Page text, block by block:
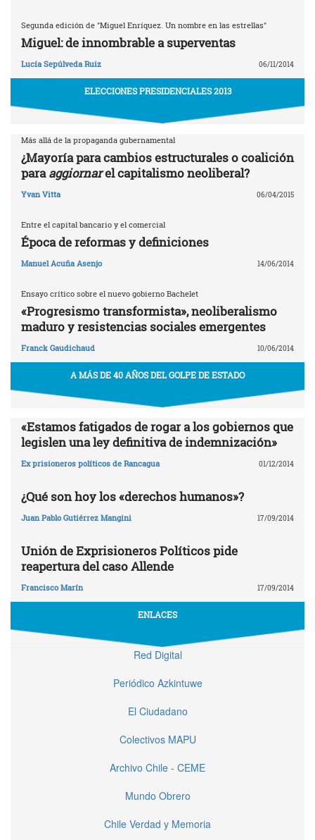
Segunda edición de "Miguel Enríquez. Un nombre en las estrellas"
Miguel: de innombrable a superventas
Lucía Sepúlveda Ruiz 06/11/2014
ELECCIONES PRESIDENCIALES 2013
Más allá de la propaganda gubernamental
¿Mayoría para cambios estructurales o coalición
paraaggiornarel capitalismo neoliberal?
Yvan Vitta 06/04/2015
Entre el capital bancario y el comercial
Época de reformas y definiciones
Manuel Acuña Asenjo 14/06/2014
Ensayo crítico sobre el nuevo gobierno Bachelet
«Progresismo transformista», neoliberalismo
maduro y resistencias sociales emergentes
Franck Gaudichaud 10/06/2014
A MÁS DE 40 AÑOS DEL GOLPE DE ESTADO
«Estamos fatigados de rogar a los gobiernos que
legislen una ley definitiva de indemnización»
Ex prisioneros políticos de Rancagua 01/12/2014
¿Qué son hoy los «derechos humanos»?
Juan Pablo Gutiérrez Mangini 17/09/2014
Unión de Exprisioneros Políticos pide
reapertura del caso Allende
Francisco Marín 17/09/2014
ENLACES
Red Digital
Periódico Azkintuwe
El Ciudadano
Colectivos MAPU
Archivo Chile - CEME
Mundo Obrero
Chile Verdad y Memoria